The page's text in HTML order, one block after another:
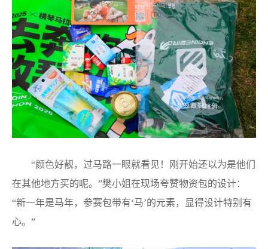
“颜色好靓，过马路一眼就看见！刚开始还以为是他们
在其他地方买的呢。”樊小姐在现场夸赞物资包的设计：
“新一年是马年，参赛包带有‘马’的元素，显得设计特别有
心。”